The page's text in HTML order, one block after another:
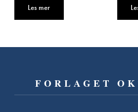
Les mer
FORLAGET